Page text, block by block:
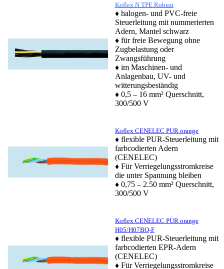
Koflex N TPE Robust
♦ halogen- und PVC-freie
Steuerleitung mit nummerierten
Adern, Mantel schwarz
♦ für freie Bewegung ohne
Zugbelastung oder
Zwangsführung
♦ im Maschinen- und
Anlagenbau, UV- und
witterungsbeständig
♦ 0,5 – 16 mm² Querschnitt,
300/500 V
Koflex CENELEC PUR orange
♦ flexible PUR-Steuerleitung mit
farbcodierten Adern
(CENELEC)
♦ Für Verriegelungsstromkreise
die unter Spannung bleiben
♦ 0,75 – 2.50 mm² Querschnitt,
300/500 V
Koflex CENELEC PUR orange
H05/H07BQ-F
♦ flexible PUR-Steuerleitung mit
farbcodierten EPR-Adern
(CENELEC)
♦ Für Verriegelungsstromkreise